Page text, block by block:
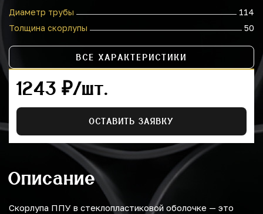
Диаметр трубы
114
Толщина скорлупы
50
ВСЕ ХАРАКТЕРИСТИКИ
1243 ₽/шт.
ОСТАВИТЬ ЗАЯВКУ
Описание
Скорлупа ППУ в стеклопластиковой оболочке — это